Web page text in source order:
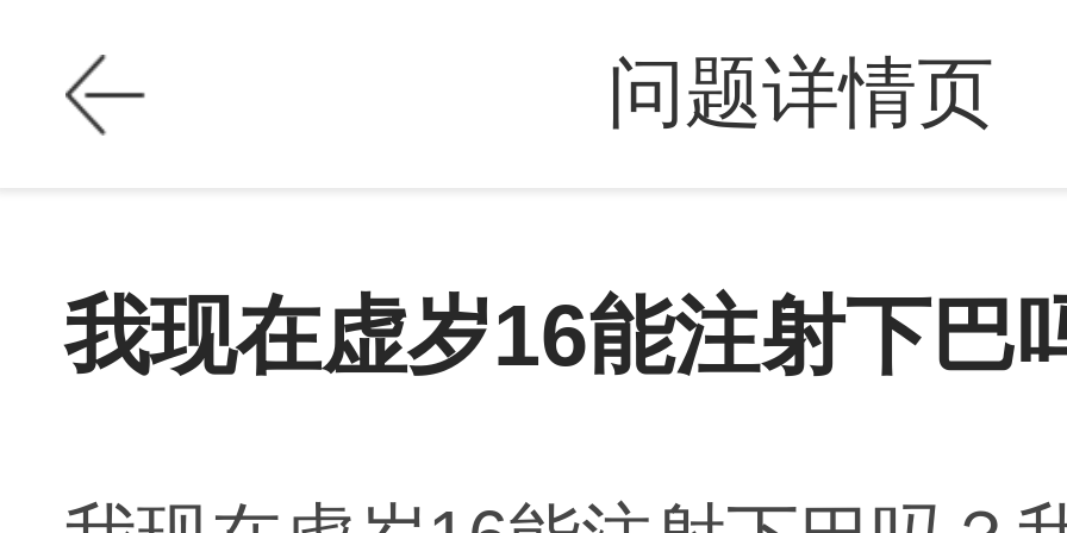
问题详情页
我现在虚岁16能注射下巴